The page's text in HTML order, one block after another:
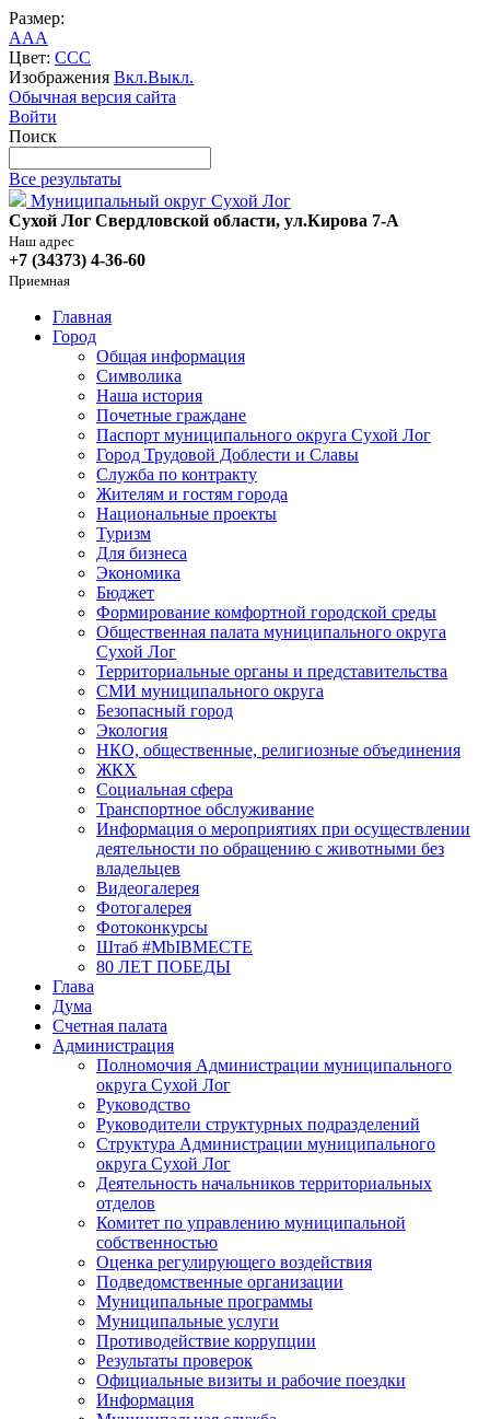
Размер:
AAA
Цвет: CCC
Изображения Вкл.Выкл.
Обычная версия сайта
Войти
Поиск
Все результаты
Муниципальный округ Сухой Лог
Сухой Лог Свердловской области, ул.Кирова 7-А
Наш адрес
+7 (34373) 4-36-60
Приемная
Главная
Город
Общая информация
Символика
Наша история
Почетные граждане
Паспорт муниципального округа Сухой Лог
Город Трудовой Доблести и Славы
Служба по контракту
Жителям и гостям города
Национальные проекты
Туризм
Для бизнеса
Экономика
Бюджет
Формирование комфортной городской среды
Общественная палата муниципального округа
Сухой Лог
Территориальные органы и представительства
СМИ муниципального округа
Безопасный город
Экология
НКО, общественные, религиозные объединения
ЖКХ
Социальная сфера
Транспортное обслуживание
Информация о мероприятиях при осуществлении
деятельности по обращению с животными без
владельцев
Видеогалерея
Фотогалерея
Фотоконкурсы
Штаб #MbIBMECTE
80 ЛЕТ ПОБЕДЫ
Глава
Дума
Счетная палата
Администрация
Полномочия Администрации муниципального
округа Сухой Лог
Руководство
Руководители структурных подразделений
Структура Администрации муниципального
округа Сухой Лог
Деятельность начальников территориальных
отделов
Комитет по управлению муниципальной
собственностью
Оценка регулирующего воздействия
Подведомственные организации
Муниципальные программы
Муниципальные услуги
Противодействие коррупции
Результаты проверок
Официальные визиты и рабочие поездки
Информация